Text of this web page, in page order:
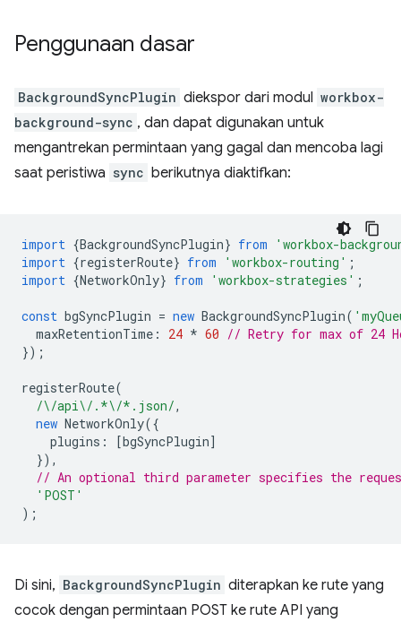
Penggunaan dasar
BackgroundSyncPlugin diekspor dari modul workbox-
background-sync , dan dapat digunakan untuk
mengantrekan permintaan yang gagal dan mencoba lagi
saat peristiwa sync berikutnya diaktifkan:
import {BackgroundSyncPlugin} from
'workbox-
import {registerRoute} from 'workbox-routing' ;
import {NetworkOnly} from 'workbox-strategies' ;
const bgSyncPlugin = new BackgroundSyncPlugin(
maxRetentionTime : 24 * 60 // Retry for max of 24
});
registerRoute(
/\/api\/.*\/*.json/,
new NetworkOnly({
plugins : [bgSyncPlugin]
}),
// An optional third parameter specifies the
'POST'
);
Di sini, BackgroundSyncPlugin diterapkan ke rute yang
cocok dengan permintaan POST ke rute API yang